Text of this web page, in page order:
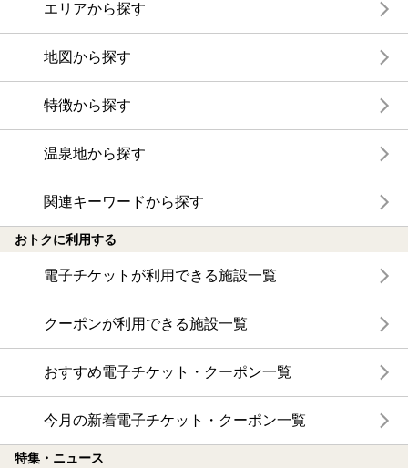
エリアから探す
地図から探す
特徴から探す
温泉地から探す
関連キーワードから探す
おトクに利用する
電子チケットが利用できる施設一覧
クーポンが利用できる施設一覧
おすすめ電子チケット・クーポン一覧
今月の新着電子チケット・クーポン一覧
特集・ニュース